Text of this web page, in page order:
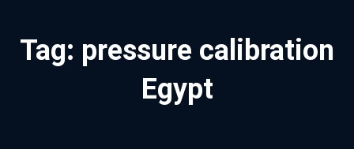
Tag: pressure calibration
Egypt